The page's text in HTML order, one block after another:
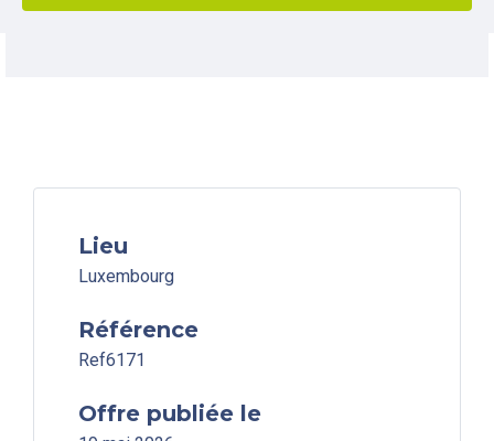
Lieu
Luxembourg
Référence
Ref6171
Offre publiée le